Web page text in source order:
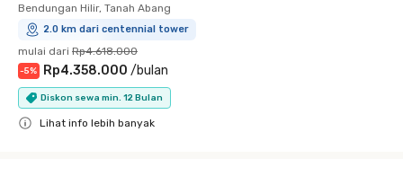
Bendungan Hilir, Tanah Abang
2.0 km dari centennial tower
mulai dari Rp4.618.000
-5% Rp4.358.000 /bulan
Diskon sewa min. 12 Bulan
Lihat info lebih banyak